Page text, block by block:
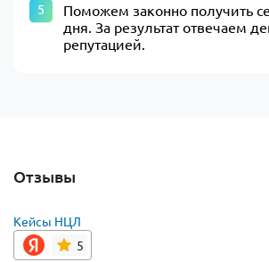
Поможем законно получить
дня. За результат отвечаем
репутацией.
Отзывы
Кейсы НЦЛ
5